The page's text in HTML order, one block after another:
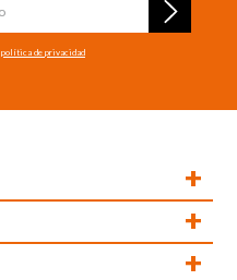
política de privacidad
+
+
+